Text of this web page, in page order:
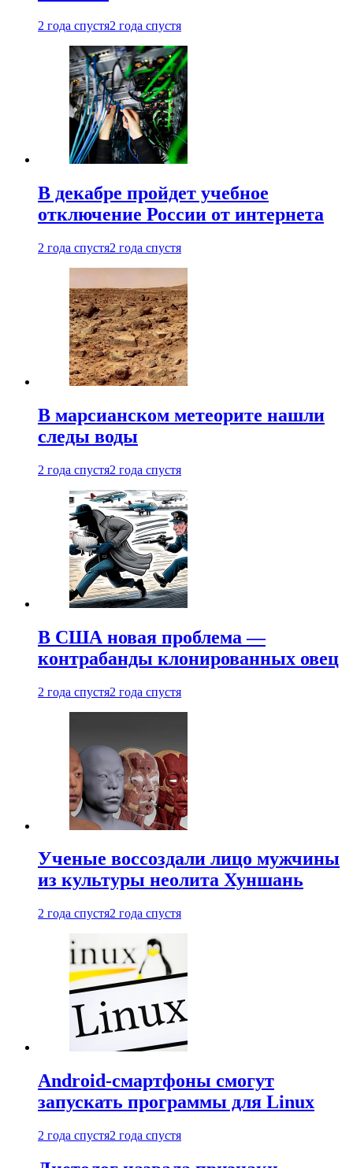
2 года спустя2 года спустя
В декабре пройдет учебное
отключение России от интернета
2 года спустя2 года спустя
В марсианском метеорите нашли
следы воды
2 года спустя2 года спустя
В США новая проблема —
контрабанды клонированных овец
2 года спустя2 года спустя
Ученые воссоздали лицо мужчины
из культуры неолита Хуншань
2 года спустя2 года спустя
Android-смартфоны смогут
запускать программы для Linux
2 года спустя2 года спустя